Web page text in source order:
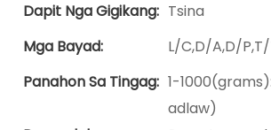
Dapit Nga Gigikang: Tsina
Mga Bayad:
L/C,D/A,D/
Panahon Sa Tingag: 1-
adlaw)